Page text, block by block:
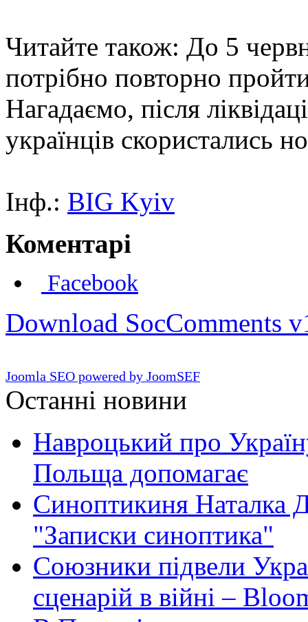
Читайте також: До 5
потрібно повторно
Нагадаємо, після
українців скористались
Інф.: BIG Kyiv
Коментарі
Facebook
Download SocComments
Joomla SEO powered by JoomSEF
Останні новини
Навроцький про
Польща допомагає
Синоптикиня Наталка
"Записки синоптика"
Союзники підвели
сценарій в війні –